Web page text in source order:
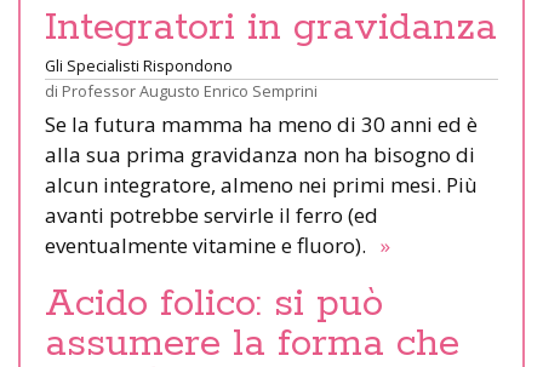
Integratori in gravidanza
Gli Specialisti Rispondono
di Professor Augusto Enrico Semprini
Se la futura mamma ha meno di 30 anni ed è
alla sua prima gravidanza non ha bisogno di
alcun integratore, almeno nei primi mesi. Più
avanti potrebbe servirle il ferro (ed
eventualmente vitamine e fluoro). »
Acido folico: si può
assumere la forma che